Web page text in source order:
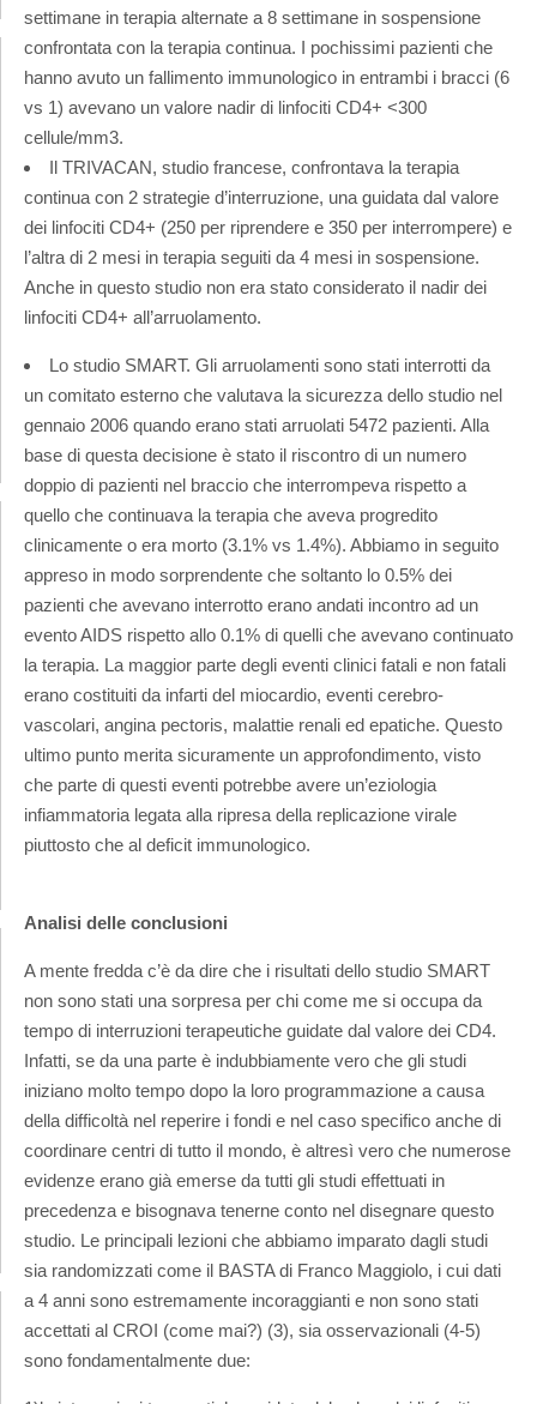
settimane in terapia alternate a 8 settimane in sospensione
confrontata con la terapia continua. I pochissimi pazienti che
hanno avuto un fallimento immunologico in entrambi i bracci (6
vs 1) avevano un valore nadir di linfociti CD4+ <300
cellule/mm3.
Il TRIVACAN, studio francese, confrontava la terapia
continua con 2 strategie d’interruzione, una guidata dal valore
dei linfociti CD4+ (250 per riprendere e 350 per interrompere) e
l’altra di 2 mesi in terapia seguiti da 4 mesi in sospensione.
Anche in questo studio non era stato considerato il nadir dei
linfociti CD4+ all’arruolamento.
Lo studio SMART. Gli arruolamenti sono stati interrotti da
un comitato esterno che valutava la sicurezza dello studio nel
gennaio 2006 quando erano stati arruolati 5472 pazienti. Alla
base di questa decisione è stato il riscontro di un numero
doppio di pazienti nel braccio che interrompeva rispetto a
quello che continuava la terapia che aveva progredito
clinicamente o era morto (3.1% vs 1.4%). Abbiamo in seguito
appreso in modo sorprendente che soltanto lo 0.5% dei
pazienti che avevano interrotto erano andati incontro ad un
evento AIDS rispetto allo 0.1% di quelli che avevano continuato
la terapia. La maggior parte degli eventi clinici fatali e non fatali
erano costituiti da infarti del miocardio, eventi cerebro-
vascolari, angina pectoris, malattie renali ed epatiche. Questo
ultimo punto merita sicuramente un approfondimento, visto
che parte di questi eventi potrebbe avere un’eziologia
infiammatoria legata alla ripresa della replicazione virale
piuttosto che al deficit immunologico.
Analisi delle conclusioni
A mente fredda c’è da dire che i risultati dello studio SMART
non sono stati una sorpresa per chi come me si occupa da
tempo di interruzioni terapeutiche guidate dal valore dei CD4.
Infatti, se da una parte è indubbiamente vero che gli studi
iniziano molto tempo dopo la loro programmazione a causa
della difficoltà nel reperire i fondi e nel caso specifico anche di
coordinare centri di tutto il mondo, è altresì vero che numerose
evidenze erano già emerse da tutti gli studi effettuati in
precedenza e bisognava tenerne conto nel disegnare questo
studio. Le principali lezioni che abbiamo imparato dagli studi
sia randomizzati come il BASTA di Franco Maggiolo, i cui dati
a 4 anni sono estremamente incoraggianti e non sono stati
accettati al CROI (come mai?) (3), sia osservazionali (4-5)
sono fondamentalmente due: